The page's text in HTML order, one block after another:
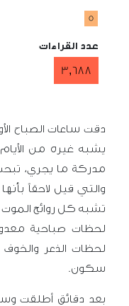
عدد القراءات
3,688
دقت ساعات الصباح
يشبه غيره من الأيام،
مدركة ما يجري، تبحث
والتي قيل لاحقاً بأنها
تشبه كل روائح الموت
لحظات صباحية
لحظات الذعر والخوف
سكون.
بعد دقائق أطلقت وسائل